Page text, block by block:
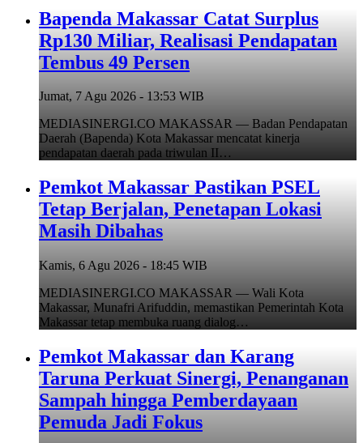
Bapenda Makassar Catat Surplus
Rp130 Miliar, Realisasi Pendapatan
Tembus 49 Persen
Jumat, 7 Agu 2026 - 13:53 WIB
MEDIASINERGI.CO MAKASSAR — Badan Pendapatan
Daerah (Bapenda) Kota Makassar mencatat kinerja
pendapatan daerah pada triwulan II…
Pemkot Makassar Pastikan PSEL
Tetap Berjalan, Penetapan Lokasi
Masih Dibahas
Kamis, 6 Agu 2026 - 18:45 WIB
MEDIASINERGI.CO MAKASSAR — Wali Kota
Makassar, Munafri Arifuddin, memastikan Pemerintah Kota
Makassar tetap membuka ruang dialog…
Pemkot Makassar dan Karang
Taruna Perkuat Sinergi, Penanganan
Sampah hingga Pemberdayaan
Pemuda Jadi Fokus